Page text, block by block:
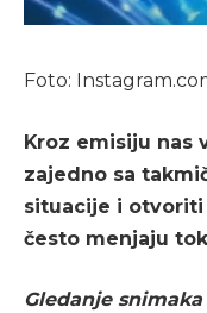
Foto:
Kroz emisiju nas
zajedno sa
situacije i
često menjaju
Gledanje snimaka